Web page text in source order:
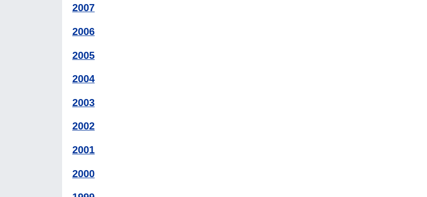
2007
2006
2005
2004
2003
2002
2001
2000